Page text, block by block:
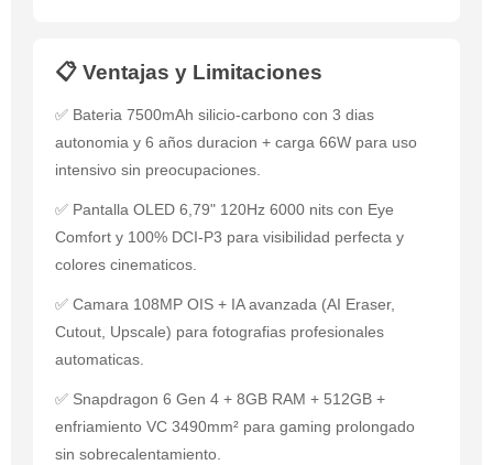
📋 Ventajas y Limitaciones
✅ Bateria 7500mAh silicio-carbono con 3 dias
autonomia y 6 años duracion + carga 66W para uso
intensivo sin preocupaciones.
✅ Pantalla OLED 6,79" 120Hz 6000 nits con Eye
Comfort y 100% DCI-P3 para visibilidad perfecta y
colores cinematicos.
✅ Camara 108MP OIS + IA avanzada (AI Eraser,
Cutout, Upscale) para fotografias profesionales
automaticas.
✅ Snapdragon 6 Gen 4 + 8GB RAM + 512GB +
enfriamiento VC 3490mm² para gaming prolongado
sin sobrecalentamiento.